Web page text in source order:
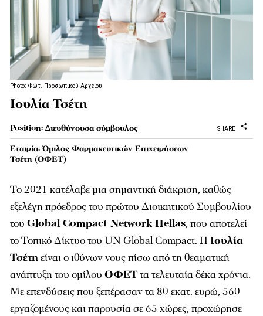
Photo: Φωτ. Προσωπικού Αρχείου
Ιουλία Τσέτη
SHARE
Position: ∆ιευθύνουσα σύµβουλος
Εταιρία: Όμιλος Φαρμακευτικών Επιχειρήσεων
Τσέτη (ΟΦΕΤ)
Το 2021 κατέλαβε μια σημαντική διάκριση, καθώς
εξελέγη πρόεδρος του πρώτου Διοικητικού Συμβουλίου
του Global Compact Network Hellas, που αποτελεί
το Τοπικό Δίκτυο του UN Global Compact. Η Ιουλία
Τσέτηείναι ο ιθύνων νους πίσω από τη θεαματική
ανάπτυξη του ομίλου ΟΦΕΤτα τελευταία δέκα χρόνια.
Με επενδύσεις που ξεπέρασαν τα 80 εκατ. ευρώ, 560
εργαζομένους και παρουσία σε 65 χώρες, προχώρησε